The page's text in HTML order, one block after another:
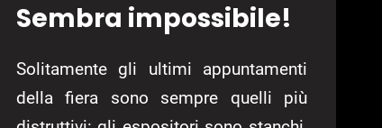
Sembra impossibile!
Solitamente gli ultimi appuntamenti
della fiera sono sempre quelli più